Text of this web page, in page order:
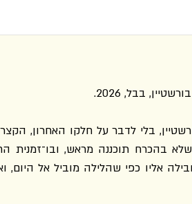
בבל, 2026.